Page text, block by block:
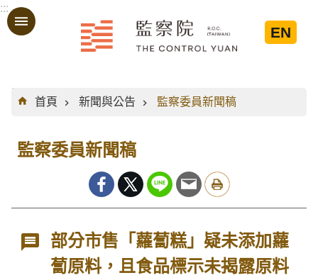
跳到主要內容區塊
:::
EN
:::
首頁
新聞與公告 監察委員新聞稿
監察委員新聞稿
部分市售「蘿蔔糕」疑未添加蘿
蔔原料，且食品標示未揭露原料